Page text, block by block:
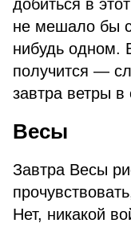
добиться в
не мешало бы
нибудь одном.
получится —
завтра ветры в
Весы
Завтра Весы
Нет, никакой